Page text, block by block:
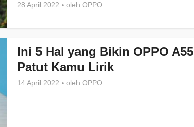
28 April 2022 oleh OPPO
Ini 5 Hal yang Bikin OPPO A55
Patut Kamu Lirik
14 April 2022 oleh OPPO